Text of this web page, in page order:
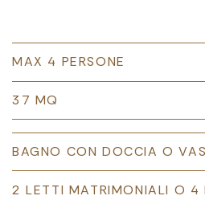
MAX 4 PERSONE
37 MQ
BAGNO CON DOCCIA O
2 LETTI MATRIMONIALI O 4